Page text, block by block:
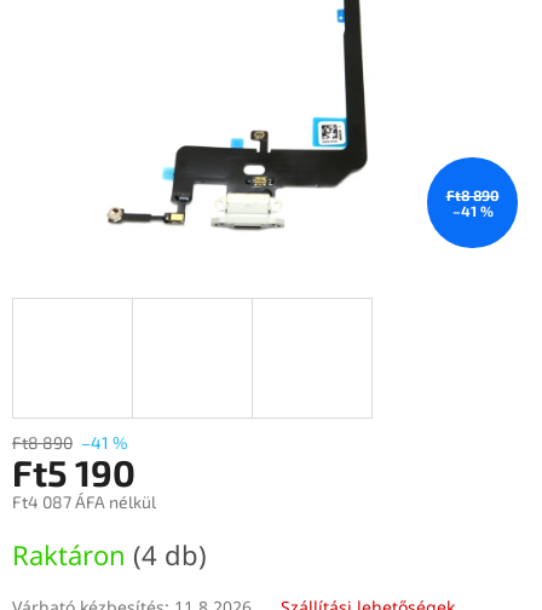
Ft8 890
–41 %
Ft8 890 –41 %
Ft5 190
Ft4 087 ÁFA nélkül
Raktáron (4 db)